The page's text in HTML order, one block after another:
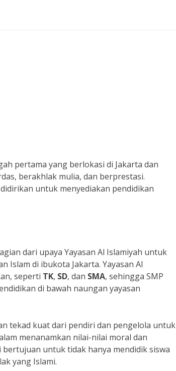
pertama yang berlokasi di Jakarta dan
berakhlak mulia, dan berprestasi.
untuk menyediakan pendidikan
dari upaya Yayasan Al Islamiyah untuk
Islam di ibukota Jakarta. Yayasan Al
seperti TK, SD, dan SMA, sehingga SMP
di bawah naungan yayasan
tekad kuat dari pendiri dan pengelola untuk
menanamkan nilai-nilai moral dan
bertujuan untuk tidak hanya mendidik siswa
yang Islami.